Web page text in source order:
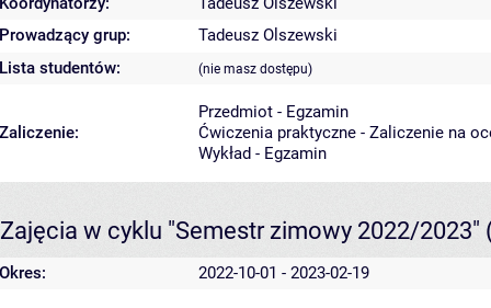
Prowadzący grup:
Tadeusz Olszewski
Lista studentów:
(nie masz dostępu)
Zaliczenie:
Przedmiot - Egzamin
Ćwiczenia praktyczne - Zaliczenie na
Wykład - Egzamin
Zajęcia w cyklu "Semestr zimowy 2022/2023"
Okres: 2022-10-01 - 2023-02-19